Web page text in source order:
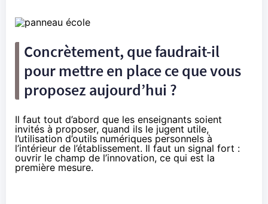
Concrètement, que faudrait-il
pour mettre en place ce que vous
proposez aujourd’hui ?
Il faut tout d’abord que les enseignants soient
invités à proposer, quand ils le jugent utile,
l’utilisation d’outils numériques personnels à
l’intérieur de l’établissement. Il faut un signal fort :
ouvrir le champ de l’innovation, ce qui est la
première mesure.